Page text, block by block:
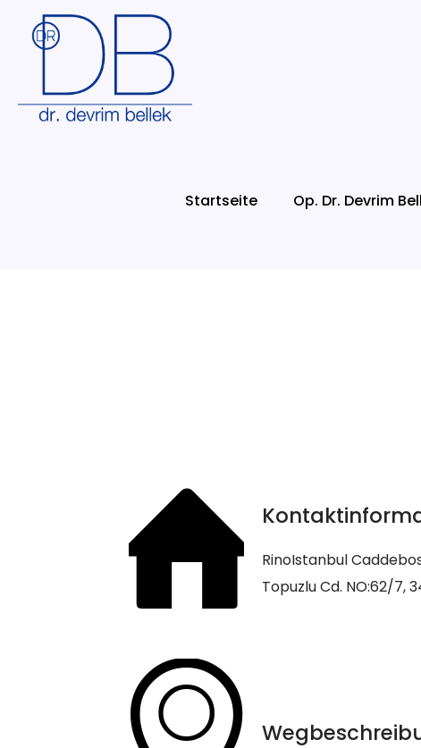
Startseite Op. Dr. Devrim
RinoIstanbul
Topuzlu Cd. NO:62/7,